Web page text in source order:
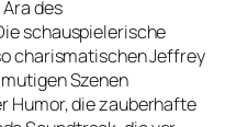
des
schauspielerische
charismatischen Jeffrey
Szenen
Humor, die zauberhafte